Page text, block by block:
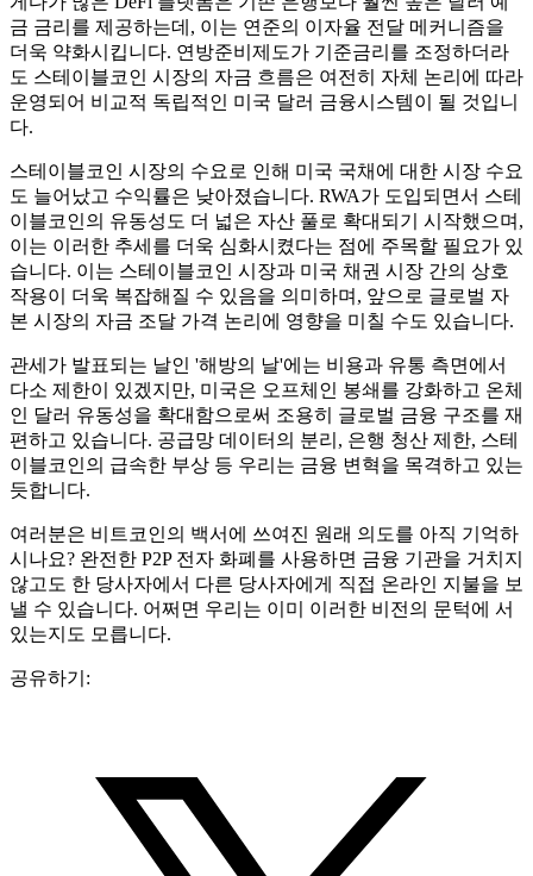
금 금리를 제공하는데, 이는 연준의 이자율 전달 메커니즘을
더욱 약화시킵니다. 연방준비제도가 기준금리를 조정하더라
도 스테이블코인 시장의 자금 흐름은 여전히 ​​자체 논리에 따라
운영되어 비교적 독립적인 미국 달러 금융시스템이 될 것입니
다.
스테이블코인 시장의 수요로 인해 미국 국채에 대한 시장 수요
도 늘어났고 수익률은 낮아졌습니다. RWA가 도입되면서 스테
이블코인의 유동성도 더 넓은 자산 풀로 확대되기 시작했으며,
이는 이러한 추세를 더욱 심화시켰다는 점에 주목할 필요가 있
습니다. 이는 스테이블코인 시장과 미국 채권 시장 간의 상호
작용이 더욱 복잡해질 수 있음을 의미하며, 앞으로 글로벌 자
본 시장의 자금 조달 가격 논리에 영향을 미칠 수도 있습니다.
관세가 발표되는 날인 '해방의 날'에는 비용과 유통 측면에서
다소 제한이 있겠지만, 미국은 오프체인 봉쇄를 강화하고 온체
인 달러 유동성을 확대함으로써 조용히 글로벌 금융 구조를 재
편하고 있습니다. 공급망 데이터의 분리, 은행 청산 제한, 스테
이블코인의 급속한 부상 등 우리는 금융 변혁을 목격하고 있는
듯합니다.
여러분은 비트코인의 백서에 쓰여진 원래 의도를 아직 기억하
시나요? 완전한 P2P 전자 화폐를 사용하면 금융 기관을 거치지
않고도 한 당사자에서 다른 당사자에게 직접 온라인 지불을 보
낼 수 있습니다. 어쩌면 우리는 이미 이러한 비전의 문턱에 서
있는지도 모릅니다.
공유하기: